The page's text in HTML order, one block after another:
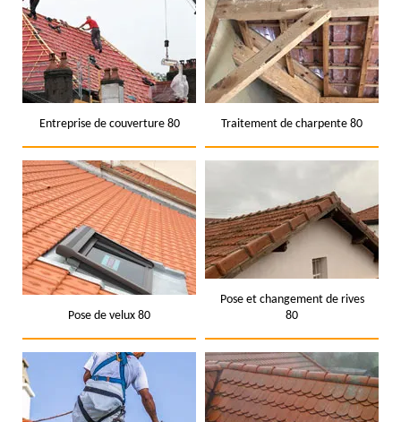
Entreprise de couverture 80 Traitement de charpente 80
Pose de velux 80
Pose et changement de rives
80